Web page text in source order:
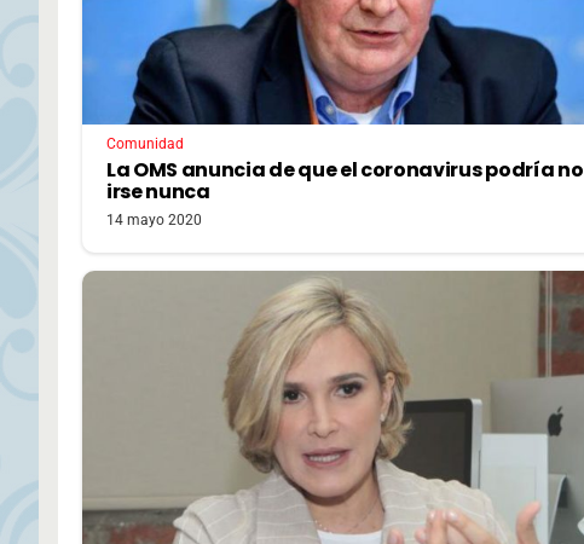
Comunidad
La OMS anuncia de que el coronavirus podría no
irse nunca
14 mayo 2020